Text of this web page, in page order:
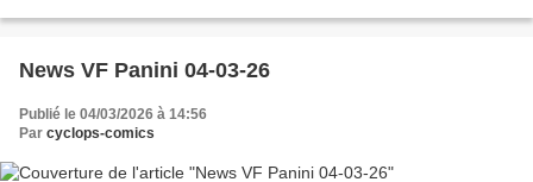
News VF Panini 04-03-26
Publié le 04/03/2026 à 14:56
Par cyclops-comics